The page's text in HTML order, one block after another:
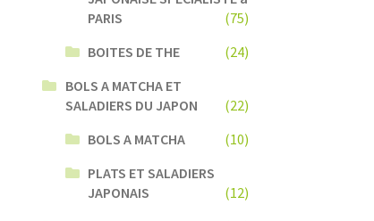
PARIS
(75)
BOITES DE THE
(24)
BOLS A MATCHA ET
SALADIERS DU JAPON
(22)
BOLS A MATCHA
(10)
PLATS ET SALADIERS
JAPONAIS
(12)